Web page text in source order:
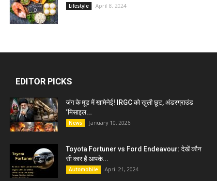
Lifestyle April 8, 2024
EDITOR PICKS
जंग के मूड में खामेनेई! IRGC को खुली छूट, अंडरग्राउंड
‘मिसाइल...
News January 10, 2026
Toyota Fortuner vs Ford Endeavour: देखें कौन
सी कार हैं आपके...
Automobile April 21, 2024